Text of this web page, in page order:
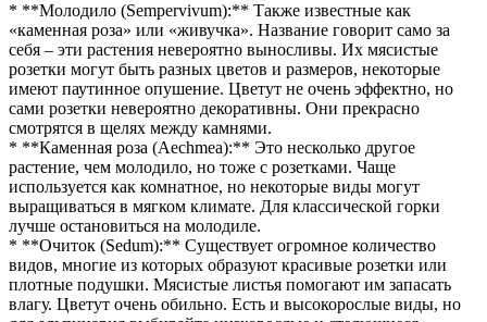
* **Молодило (Sempervivum):** Также известные как
«каменная роза» или «живучка». Название говорит само за
себя – эти растения невероятно выносливы. Их мясистые
розетки могут быть разных цветов и размеров, некоторые
имеют паутинное опушение. Цветут не очень эффектно, но
сами розетки невероятно декоративны. Они прекрасно
смотрятся в щелях между камнями.
* **Каменная роза (Aechmea):** Это несколько другое
растение, чем молодило, но тоже с розетками. Чаще
используется как комнатное, но некоторые виды могут
выращиваться в мягком климате. Для классической горки
лучше остановиться на молодиле.
* **Очиток (Sedum):** Существует огромное количество
видов, многие из которых образуют красивые розетки или
плотные подушки. Мясистые листья помогают им запасать
влагу. Цветут очень обильно. Есть и высокорослые виды, но